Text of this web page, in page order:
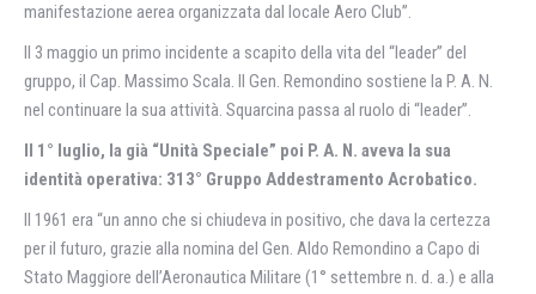
manifestazione aerea organizzata dal locale Aero Club”.
Il 3 maggio un primo incidente a scapito della vita del “leader” del
gruppo, il Cap. Massimo Scala. Il Gen. Remondino sostiene la P. A. N.
nel continuare la sua attività. Squarcina passa al ruolo di “leader”.
Il 1° luglio, la già “Unità Speciale” poi P. A. N. aveva la sua
identità operativa: 313° Gruppo Addestramento Acrobatico.
Il 1961 era “un anno che si chiudeva in positivo, che dava la certezza
per il futuro, grazie alla nomina del Gen. Aldo Remondino a Capo di
Stato Maggiore dell’Aeronautica Militare (1° settembre n. d. a.) e alla